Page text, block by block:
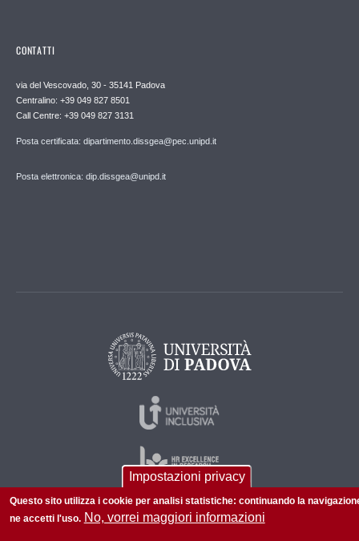
CONTATTI
via del Vescovado, 30 - 35141 Padova
Centralino: +39 049 827 8501
Call Centre: +39 049 827 3131
Posta certificata: dipartimento.dissgea@pec.unipd.it
Posta elettronica: dip.dissgea@unipd.it
Impostazioni privacy
Questo sito utilizza i cookie per analisi statistiche: continuando la
ne accetti l'uso. No, vorrei maggiori informazioni